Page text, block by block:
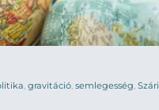
gravitáció semlegesség Szári